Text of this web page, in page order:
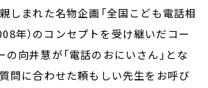
しまれた名物企画「全国こども電話相
年）のコンセプトを受け継いだコー
の向井慧が「電話のおにいさん」とな
質問に合わせた頼もしい先生をお呼び